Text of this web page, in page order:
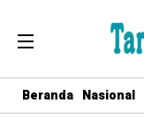
Beranda Nasional